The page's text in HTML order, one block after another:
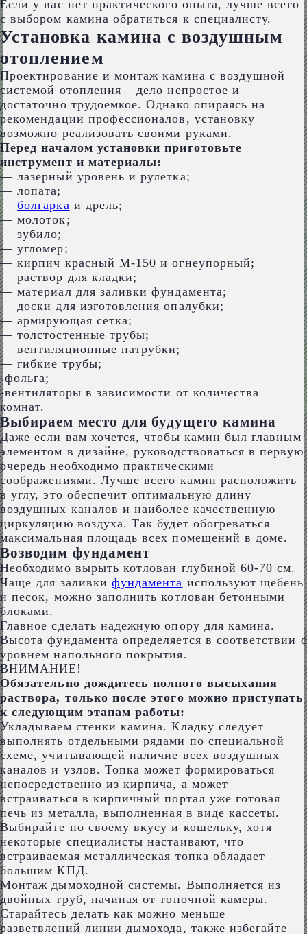
Если у вас нет практического опыта, лучше всего
с выбором камина обратиться к специалисту.
Установка камина с воздушным
отоплением
Проектирование и монтаж камина с воздушной
системой отопления – дело непростое и
достаточно трудоемкое. Однако опираясь на
рекомендации профессионалов, установку
возможно реализовать своими руками.
Перед началом установки приготовьте
инструмент и материалы:
— лазерный уровень и рулетка;
— лопата;
—болгарка и дрель;
— молоток;
— зубило;
— угломер;
— кирпич красный М-150 и огнеупорный;
— раствор для кладки;
— материал для заливки фундамента;
— доски для изготовления опалубки;
— армирующая сетка;
— толстостенные трубы;
— вентиляционные патрубки;
— гибкие трубы;
-фольга;
-вентиляторы в зависимости от количества
комнат.
Выбираем место для будущего камина
Даже если вам хочется, чтобы камин был главным
элементом в дизайне, руководствоваться в первую
очередь необходимо практическими
соображениями. Лучше всего камин расположить
в углу, это обеспечит оптимальную длину
воздушных каналов и наиболее качественную
циркуляцию воздуха. Так будет обогреваться
максимальная площадь всех помещений в доме.
Возводим фундамент
Необходимо вырыть котлован глубиной 60-70 см.
Чаще для заливки фундамента используют щебень
и песок, можно заполнить котлован бетонными
блоками.
Главное сделать надежную опору для камина.
Высота фундамента определяется в соответствии с
уровнем напольного покрытия.
ВНИМАНИЕ!
Обязательно дождитесь полного высыхания
раствора, только после этого можно приступать
к следующим этапам работы:
Укладываем стенки камина. Кладку следует
выполнять отдельными рядами по специальной
схеме, учитывающей наличие всех воздушных
каналов и узлов. Топка может формироваться
непосредственно из кирпича, а может
встраиваться в кирпичный портал уже готовая
печь из металла, выполненная в виде кассеты.
Выбирайте по своему вкусу и кошельку, хотя
некоторые специалисты настаивают, что
встраиваемая металлическая топка обладает
большим КПД.
Монтаж дымоходной системы. Выполняется из
двойных труб, начиная от топочной камеры.
Старайтесь делать как можно меньше
разветвлений линии дымохода, также избегайте